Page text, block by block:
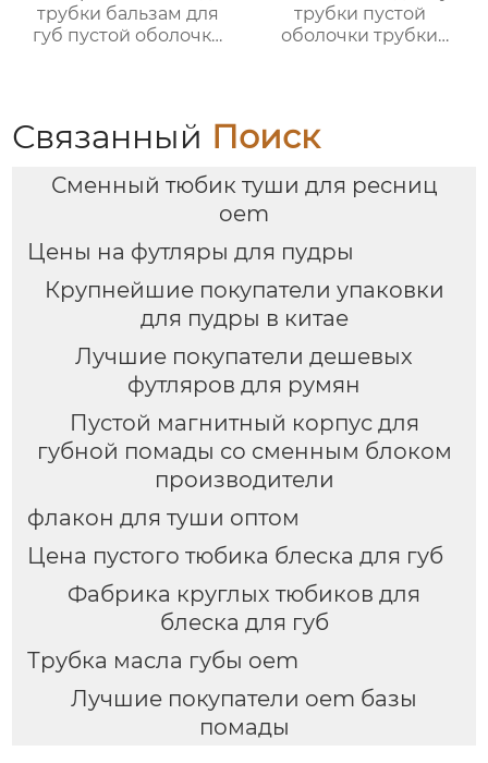
трубки бальзам для
губ пустой оболочки
трубки пустой
оболочки трубки
Связанный Поиск
Сменный тюбик туши для ресниц
oem
Цены на футляры для пудры
Крупнейшие покупатели упаковки
для пудры в китае
Лучшие покупатели дешевых
футляров для румян
Пустой магнитный корпус для
губной помады со сменным блоком
производители
флакон для туши оптом
Цена пустого тюбика блеска для губ
Фабрика круглых тюбиков для
блеска для губ
Трубка масла губы oem
Лучшие покупатели oem базы
помады